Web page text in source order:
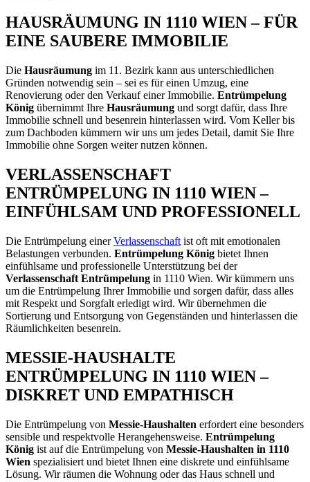
HAUSRÄUMUNG IN 1110 WIEN – FÜR
EINE SAUBERE IMMOBILIE
Die Hausräumung im 11. Bezirk kann aus unterschiedlichen
Gründen notwendig sein – sei es für einen Umzug, eine
Renovierung oder den Verkauf einer Immobilie. Entrümpelung
König übernimmt Ihre Hausräumung und sorgt dafür, dass Ihre
Immobilie schnell und besenrein hinterlassen wird. Vom Keller bis
zum Dachboden kümmern wir uns um jedes Detail, damit Sie Ihre
Immobilie ohne Sorgen weiter nutzen können.
VERLASSENSCHAFT
ENTRÜMPELUNG IN 1110 WIEN –
EINFÜHLSAM UND PROFESSIONELL
Die Entrümpelung einerVerlassenschaft ist oft mit emotionalen
Belastungen verbunden. Entrümpelung König bietet Ihnen
einfühlsame und professionelle Unterstützung bei der
Verlassenschaft Entrümpelung in 1110 Wien. Wir kümmern uns
um die Entrümpelung Ihrer Immobilie und sorgen dafür, dass alles
mit Respekt und Sorgfalt erledigt wird. Wir übernehmen die
Sortierung und Entsorgung von Gegenständen und hinterlassen die
Räumlichkeiten besenrein.
MESSIE-HAUSHALTE
ENTRÜMPELUNG IN 1110 WIEN –
DISKRET UND EMPATHISCH
Die Entrümpelung von Messie-Haushalten erfordert eine besonders
sensible und respektvolle Herangehensweise. Entrümpelung
König ist auf die Entrümpelung von Messie-Haushalten in 1110
Wien spezialisiert und bietet Ihnen eine diskrete und einfühlsame
Lösung. Wir räumen die Wohnung oder das Haus schnell und